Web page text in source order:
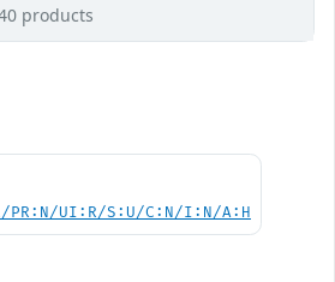
products
PR:N/UI:R/S:U/C:N/I:N/A:H